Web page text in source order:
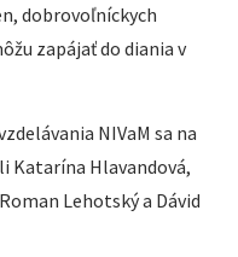
dobrovoľníckych
zapájať do diania v
NIVaM sa na
Katarína Hlavandová,
Lehotský a Dávid